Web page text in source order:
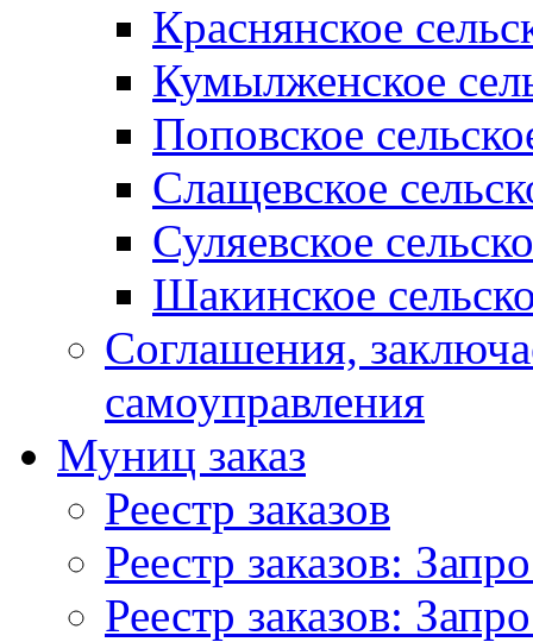
Краснянское
Кумылженское
Поповское
Слащевское
Суляевское
Шакинское
Соглашения,
самоуправления
Муниц заказ
Реестр заказов
Реестр заказов:
Реестр заказов: